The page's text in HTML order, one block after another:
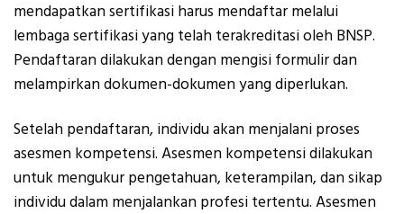
mendapatkan sertifikasi harus mendaftar melalui
lembaga sertifikasi yang telah terakreditasi oleh BNSP.
Pendaftaran dilakukan dengan mengisi formulir dan
melampirkan dokumen-dokumen yang diperlukan.
Setelah pendaftaran, individu akan menjalani proses
asesmen kompetensi. Asesmen kompetensi dilakukan
untuk mengukur pengetahuan, keterampilan, dan sikap
individu dalam menjalankan profesi tertentu. Asesmen